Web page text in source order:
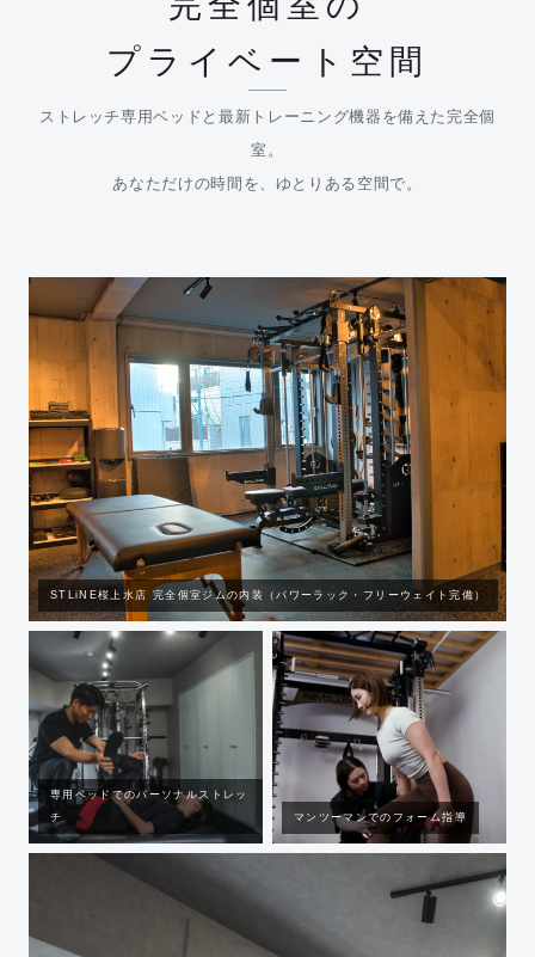
プライベート空間
ストレッチ専用ベッドと最新トレーニング機器を備えた完全個
室。
あなただけの時間を、ゆとりある空間で。
STLiNE桜上水店 完全個室ジムの内装（パワーラック・フリーウェイト完備）
専用ベッドでのパーソナルストレッ
チ
マンツーマンでのフォーム指導